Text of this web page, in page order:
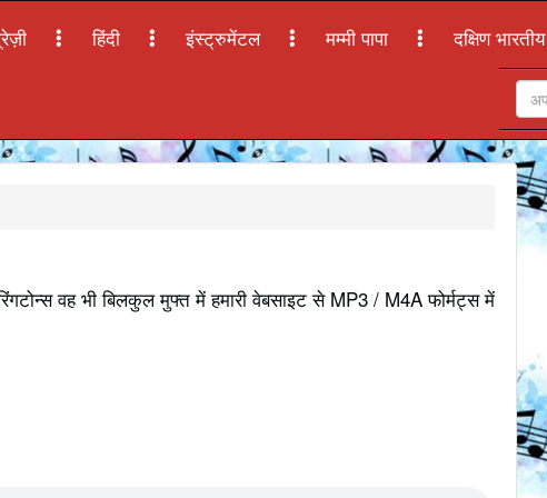
हिंदी इंस्ट्रुमेंटल मम्मी पापा दक्षिण भारतीय
वह भी बिलकुल मुफ्त में हमारी वेबसाइट से MP3 / M4A फोर्मट्स में